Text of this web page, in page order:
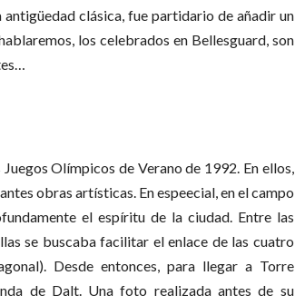
clásica, fue partidario de añadir un
los celebrados en Bellesguard, son
Olímpicos de Verano de 1992. En ellos,
obras artísticas. En espeecial, en el campo
el espíritu de la ciudad. Entre las
se buscaba facilitar el enlace de las cuatro
Desde entonces, para llegar a Torre
de Dalt. Una foto realizada antes de su